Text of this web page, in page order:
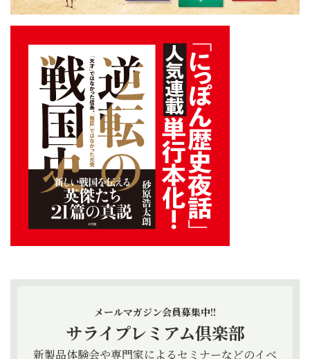
メールマガジン会員募集中!!
サライプレミアム倶楽部
新製品体験会や専門家によるセミナーなどのイベ